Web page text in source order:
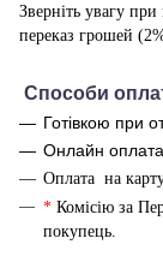
Зверніть увагу
переказ грошей
Способи
Готівкою при
Онлайн
Оплата на
* Комісію за
покупець.